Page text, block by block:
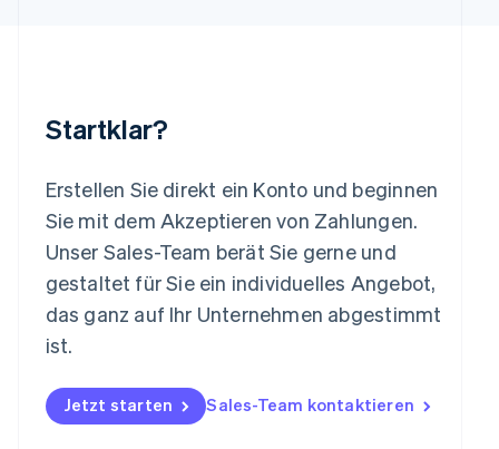
Startklar?
Erstellen Sie direkt ein Konto und beginnen
Sie mit dem Akzeptieren von Zahlungen.
Unser Sales-Team berät Sie gerne und
gestaltet für Sie ein individuelles Angebot,
das ganz auf Ihr Unternehmen abgestimmt
ist.
Jetzt starten Sales-Team kontaktieren
Français Deutsch
Malaysia
Malta
Mexiko
EspañolEnglish
Neuseeland
Niederlande
Österreich